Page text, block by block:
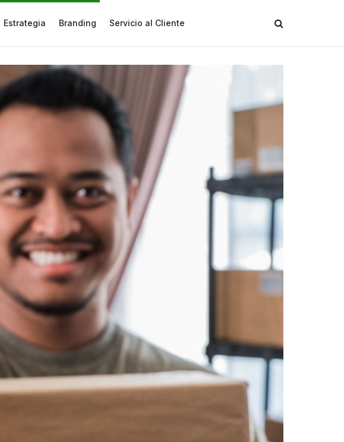
Estrategia Branding Servicio al Cliente